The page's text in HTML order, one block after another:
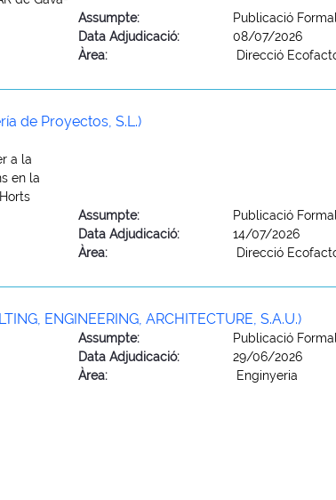
Assumpte:
Publicació
Data Adjudicació:
08/07/2026
Àrea: Direcció
de Proyectos, S.L.)
a la
en la
Assumpte:
Publicació
Data Adjudicació:
14/07/2026
Àrea: Direcció
ENGINEERING, ARCHITECTURE, S.A.U.)
Assumpte:
Publicació
Data Adjudicació:
29/06/2026
Àrea:
Enginyeria